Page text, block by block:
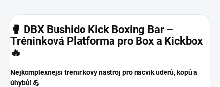
🥊 DBX Bushido Kick Boxing Bar –
Tréninková Platforma pro Box a Kickbox
🔥
Nejkomplexnější tréninkový nástroj pro nácvik úderů, kopů a
úhybů! 💪